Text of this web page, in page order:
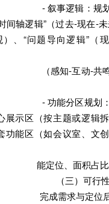
- 叙事逻辑：规
间轴逻辑”（过去-现在-
、“问题导向逻辑”（
（感知-互动-共
- 功能分区规划
展示区（按主题或逻辑
能区（如会议室、文创
能定位、面积占比
（三）可行
完成需求与定位